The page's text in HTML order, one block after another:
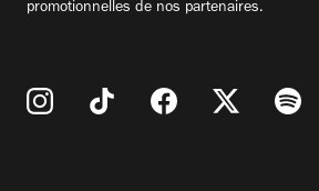
promotionnelles de nos partenaires.